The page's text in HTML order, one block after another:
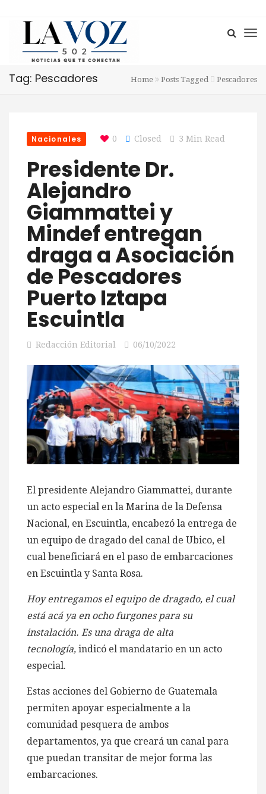
Tag: Pescadores Home Posts Tagged Pescadores
Nacionales 0 Closed 3 Min Read
Presidente Dr.
Alejandro
Giammattei y
Mindef entregan
draga a Asociación
de Pescadores
Puerto Iztapa
Escuintla
Redacción Editorial 06/10/2022
El presidente Alejandro Giammattei, durante
un acto especial en la Marina de la Defensa
Nacional, en Escuintla, encabezó la entrega de
un equipo de dragado del canal de Ubico, el
cual beneficiará en el paso de embarcaciones
en Escuintla y Santa Rosa.
Hoy entregamos el equipo de dragado, el cual
está acá ya en ocho furgones para su
instalación. Es una draga de alta
tecnología, indicó el mandatario en un acto
especial.
Estas acciones del Gobierno de Guatemala
permiten apoyar especialmente a la
comunidad pesquera de ambos
departamentos, ya que creará un canal para
que puedan transitar de mejor forma las
embarcaciones.